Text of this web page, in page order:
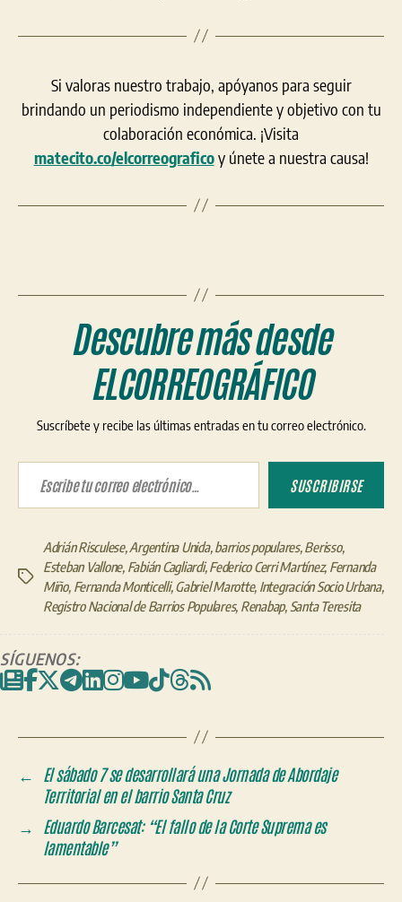
Si valoras nuestro trabajo, apóyanos para seguir
brindando un periodismo independiente y objetivo con tu
colaboración económica. ¡Visita
matecito.co/elcorreograficoy únete a nuestra causa!
Descubre más desde
ELCORREOGRÁFICO
Suscríbete y recibe las últimas entradas en tu correo electrónico.
Escribe tu correo electrónico…
SUSCRIBIRSE
Etiquetas
Adrián Risculese, Argentina Unida, barrios populares, Berisso,
Esteban Vallone, Fabián Cagliardi, Federico Cerri Martínez, Fernanda
Miño, Fernanda Monticelli, Gabriel Marotte, Integración Socio Urbana,
Registro Nacional de Barrios Populares, Renabap, Santa Teresita
SÍGUENOS:
←
El sábado 7 se desarrollará una Jornada de Abordaje
Territorial en el barrio Santa Cruz
→
Eduardo Barcesat: “El fallo de la Corte Suprema es
lamentable”